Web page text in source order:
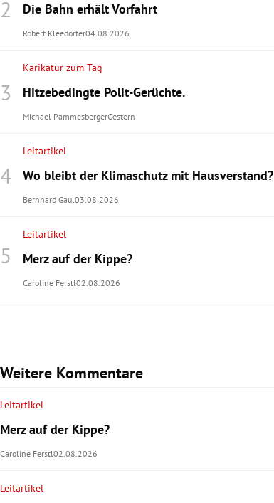
Die Bahn erhält Vorfahrt
Robert Kleedorfer04.08.2026
Karikatur zum Tag
Hitzebedingte Polit-Gerüchte.
Michael PammesbergerGestern
Leitartikel
Wo bleibt der Klimaschutz mit Hausverstand?
Bernhard Gaul03.08.2026
Leitartikel
Merz auf der Kippe?
Caroline Ferstl02.08.2026
Weitere Kommentare
Leitartikel
Merz auf der Kippe?
Caroline Ferstl02.08.2026
Leitartikel